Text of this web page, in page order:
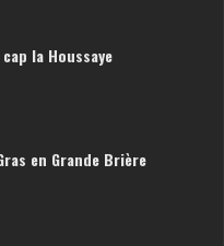
la Houssaye
en Grande Brière